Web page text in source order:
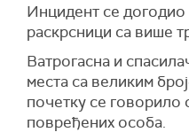
Инцидент се
раскрсници са више
Ватрогасна и
места са великим
почетку се говорило
повређених особа.